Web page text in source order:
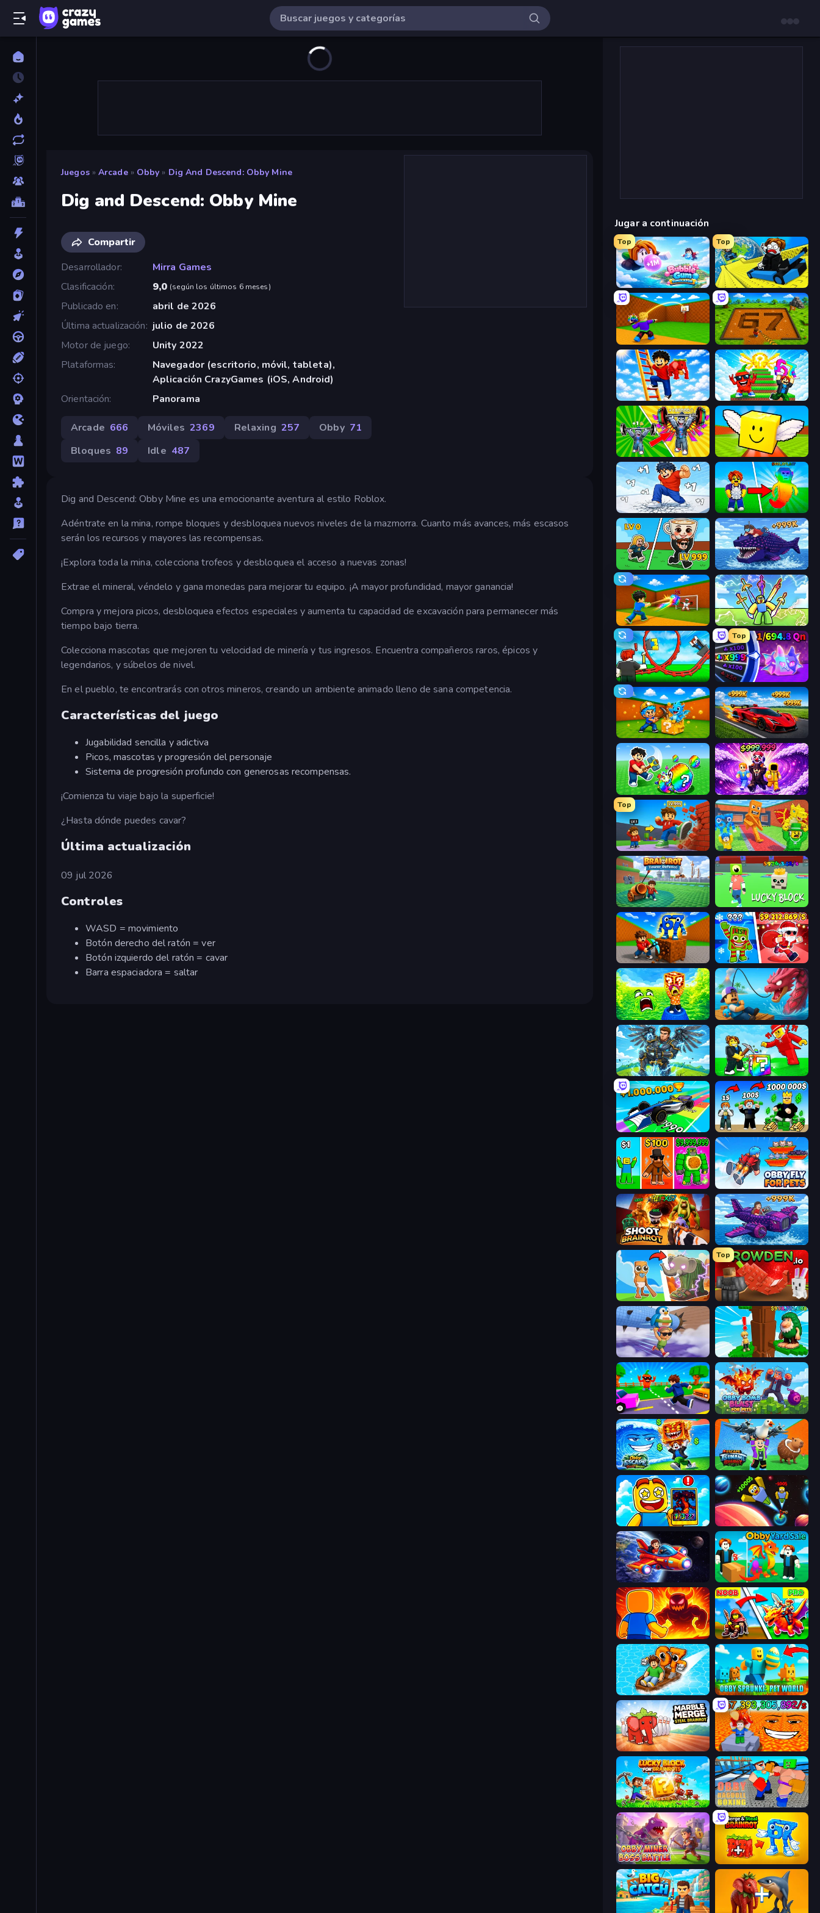
Juegos » Arcade » Obby » Dig And Descend: Obby Mine
Dig and Descend: Obby Mine
Compartir
Desarrollador
Mirra Games
Clasificación
9,0 (según los últimos 6 meses)
Publicado en
abril de 2026
Última actualización
julio de 2026
Motor de juego
Unity 2022
Plataformas
Navegador (escritorio, móvil, tableta),
Aplicación CrazyGames (iOS, Android)
Orientación
Panorama
Arcade 666 Móviles 2369 Relaxing 257 Obby 71
Bloques 89 Idle 487
Dig and Descend: Obby Mine es una emocionante aventura al estilo Roblox.
Adéntrate en la mina, rompe bloques y desbloquea nuevos niveles de la mazmorra. Cuanto más avances, más escasos
serán los recursos y mayores las recompensas.
¡Explora toda la mina, colecciona trofeos y desbloquea el acceso a nuevas zonas!
Extrae el mineral, véndelo y gana monedas para mejorar tu equipo. ¡A mayor profundidad, mayor ganancia!
Compra y mejora picos, desbloquea efectos especiales y aumenta tu capacidad de excavación para permanecer más
tiempo bajo tierra.
Colecciona mascotas que mejoren tu velocidad de minería y tus ingresos. Encuentra compañeros raros, épicos y
legendarios, y súbelos de nivel.
En el pueblo, te encontrarás con otros mineros, creando un ambiente animado lleno de sana competencia.
Características del juego
Jugabilidad sencilla y adictiva
Picos, mascotas y progresión del personaje
Sistema de progresión profundo con generosas recompensas.
¡Comienza tu viaje bajo la superficie!
¿Hasta dónde puedes cavar?
Última actualización
09 jul 2026
Controles
WASD = movimiento
Botón derecho del ratón = ver
Botón izquierdo del ratón = cavar
Barra espaciadora = saltar
Jugar a continuación
Top
Bubble Gum Simulator
Top
Cart Ride Danger Mount
Throw a Lucky Block Obby: Dig Brainrots
Ladder to Brainhot: Climb Run and Jump for Brainrot
Obby: Gym Simulator, Escape Lucky Brainrot Blocks Online
Break a Skyscraper Collect Brainrot Egg
Brainrot Arena Online Obby Fish Challenge: Ride
Baseball For Brainrot Obby vs Brainrot
Build a Rollercoaster: Simulator
Top
Meeland.io
Escape Cave For Brainrot
Break a Lucky Egg Brainrots Obby - BrainWave
Top
Obby: +1 Click Wall Breaker Catch Brainrots From Bosses
Brainrot Tower Defence Lucky Block
Obby: Break Rocks For Brainrots Plants vs Brain Zombies
Save Memerots: Acid Lava lake Fish It Now
Obby: Pull a Sword
Obby Car Challenge: Drive Obby Tycoon Build the City
Obby Brainrot Merge Obby Fly For Pets
Shoot Brainrot Obby Plane Power Challenge: Fly
Brainrot Evolution
Top
Grow A Garden | Growden.io
BrainZombie Log Escape Steal Beanstalk for Brainrots
Robby: Cross the Road for Brainrot Obby Bomb Blast For Pets
Obby Escape from Tsunami Brainrot Escape Tsunami Brainrot
Obby Cards: The Legend Hunt Obby: +1 to Spaceflight Altitude
Obby Space Challenge: Starships Obby Yard Sale
Obby: Legendary Dragon Battle of Knights: Robby and Dragons
Float for Brainrots Obby Sprunki: Pet World
Marble Merge: Steal Brainrot Game Escape Lava for Brainrots!
Lucky Blocks for Brainrots Obby: Ragdoll Boxing
Obby Miner: Boss Battle Merge & Steal Brainrot